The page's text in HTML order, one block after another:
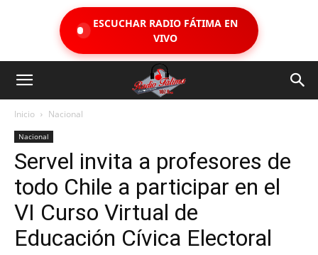
ESCUCHAR RADIO FÁTIMA EN
VIVO
Inicio Nacional
Nacional
Servel invita a profesores de
todo Chile a participar en el
VI Curso Virtual de
Educación Cívica Electoral